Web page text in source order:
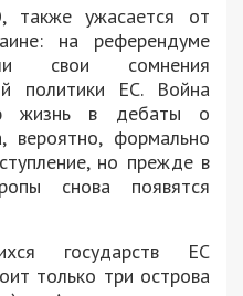
ужасается от
на референдуме
свои сомнения
политики ЕС. Война
жизнь в дебаты о
вероятно, формально
но прежде в
снова появятся
государств ЕС
только три острова